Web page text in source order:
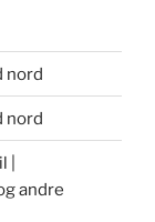
nord
nord
andre